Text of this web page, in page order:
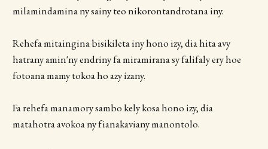
milamindamina ny sainy teo nikorontandrotana iny.
Rehefa mitaingina bisikileta iny hono izy, dia hita avy
hatrany amin'ny endriny fa miramirana sy falifaly ery hoe
fotoana mamy tokoa ho azy izany.
Fa rehefa manamory sambo kely kosa hono izy, dia
matahotra avokoa ny fianakaviany manontolo.